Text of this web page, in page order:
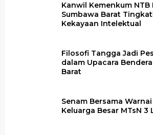
Kanwil Kemenkum NTB
Sumbawa Barat
Kekayaan Intelektual
Filosofi Tangga Jadi
dalam Upacara
Barat
Senam Bersama
Keluarga Besar MTsN 3